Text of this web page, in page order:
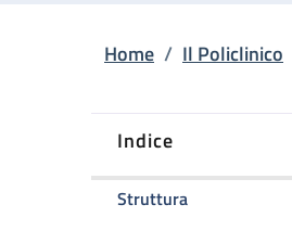
Briciole
Home / Il Policlinico
Indice
Strutturadella pagina